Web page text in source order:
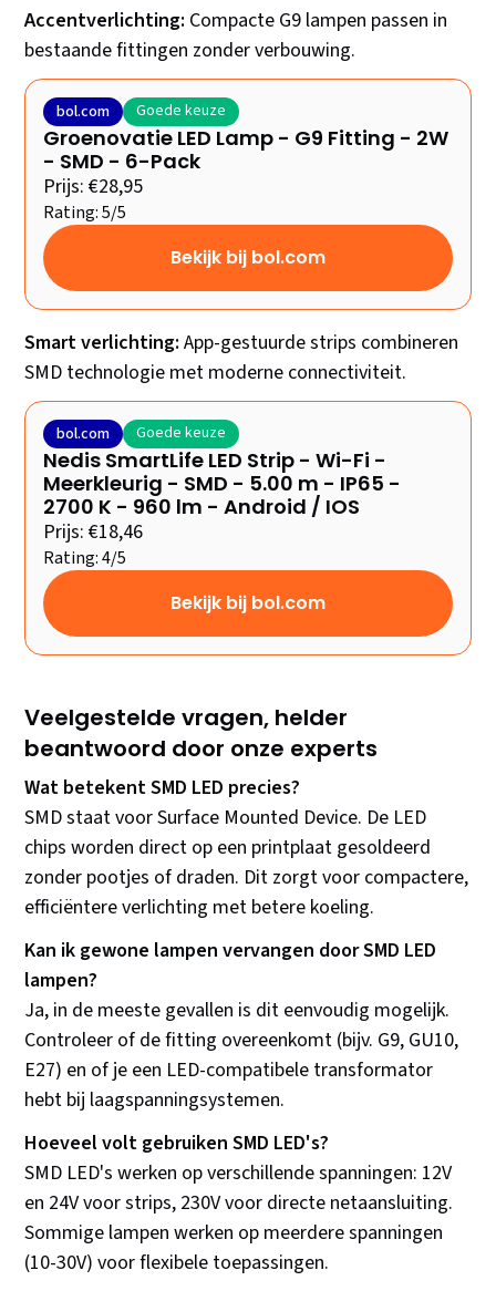
Accentverlichting: Compacte G9 lampen passen in
bestaande fittingen zonder verbouwing.
bol.com Goede keuze
Groenovatie LED Lamp - G9 Fitting - 2W
- SMD - 6-Pack
Prijs: €28,95
Rating: 5/5
Bekijk bij bol.com
Smart verlichting: App-gestuurde strips combineren
SMD technologie met moderne connectiviteit.
bol.com Goede keuze
Nedis SmartLife LED Strip - Wi-Fi -
Meerkleurig - SMD - 5.00 m - IP65 -
2700 K - 960 lm - Android / IOS
Prijs: €18,46
Rating: 4/5
Bekijk bij bol.com
Veelgestelde vragen, helder
beantwoord door onze experts
Wat betekent SMD LED precies?
SMD staat voor Surface Mounted Device. De LED
chips worden direct op een printplaat gesoldeerd
zonder pootjes of draden. Dit zorgt voor compactere,
efficiëntere verlichting met betere koeling.
Kan ik gewone lampen vervangen door SMD LED
lampen?
Ja, in de meeste gevallen is dit eenvoudig mogelijk.
Controleer of de fitting overeenkomt (bijv. G9, GU10,
E27) en of je een LED-compatibele transformator
hebt bij laagspanningsystemen.
Hoeveel volt gebruiken SMD LED's?
SMD LED's werken op verschillende spanningen: 12V
en 24V voor strips, 230V voor directe netaansluiting.
Sommige lampen werken op meerdere spanningen
(10-30V) voor flexibele toepassingen.